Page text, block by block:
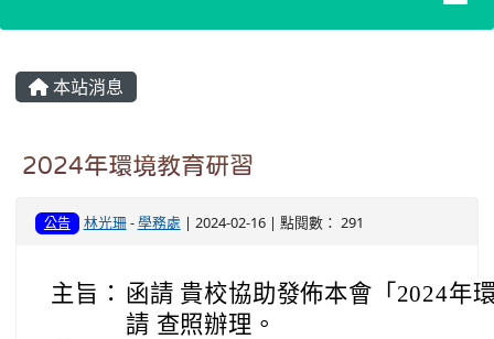
主內容區域
本站消息
2024年環境教育研習
公告 林光珊-學務處 | 2024-02-16 | 點閱數： 291
主旨： 函請 貴校協助發佈本會「2024年
請 查照辦理。